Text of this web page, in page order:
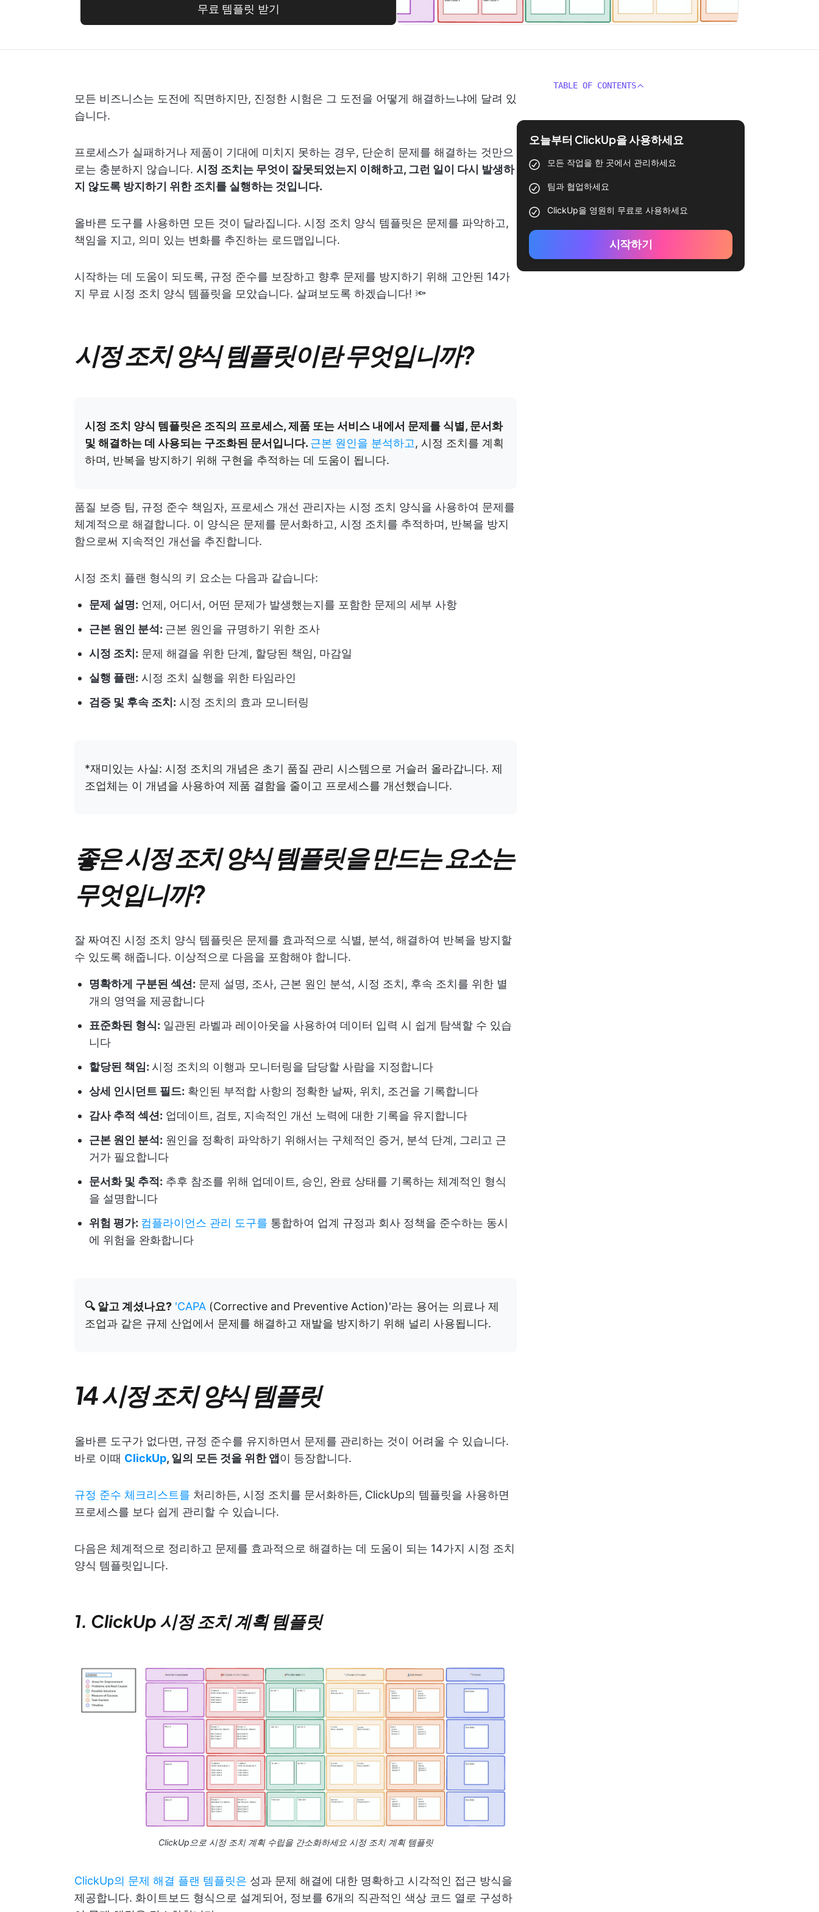
무료 템플릿 받기
모든 비즈니스는 도전에 직면하지만, 진정한 시험은 그 도전을 어떻게 해결하느냐에 달려 있
습니다.
프로세스가 실패하거나 제품이 기대에 미치지 못하는 경우, 단순히 문제를 해결하는 것만으
로는 충분하지 않습니다. 시정 조치는 무엇이 잘못되었는지 이해하고, 그런 일이 다시 발생하
지 않도록 방지하기 위한 조치를 실행하는 것입니다.
올바른 도구를 사용하면 모든 것이 달라집니다. 시정 조치 양식 템플릿은 문제를 파악하고,
책임을 지고, 의미 있는 변화를 추진하는 로드맵입니다.
시작하는 데 도움이 되도록, 규정 준수를 보장하고 향후 문제를 방지하기 위해 고안된 14가
지 무료 시정 조치 양식 템플릿을 모았습니다. 살펴보도록 하겠습니다! 🔦
시정 조치 양식 템플릿이란 무엇입니까?
시정 조치 양식 템플릿은 조직의 프로세스, 제품 또는 서비스 내에서 문제를 식별, 문서화
및 해결하는 데 사용되는 구조화된 문서입니다. 근본 원인을 분석하고 , 시정 조치를 계획
하며, 반복을 방지하기 위해 구현을 추적하는 데 도움이 됩니다.
품질 보증 팀, 규정 준수 책임자, 프로세스 개선 관리자는 시정 조치 양식을 사용하여 문제를
체계적으로 해결합니다. 이 양식은 문제를 문서화하고, 시정 조치를 추적하며, 반복을 방지
함으로써 지속적인 개선을 추진합니다.
시정 조치 플랜 형식의 키 요소는 다음과 같습니다:
문제 설명: 언제, 어디서, 어떤 문제가 발생했는지를 포함한 문제의 세부 사항
근본 원인 분석: 근본 원인을 규명하기 위한 조사
시정 조치: 문제 해결을 위한 단계, 할당된 책임, 마감일
실행 플랜: 시정 조치 실행을 위한 타임라인
검증 및 후속 조치: 시정 조치의 효과 모니터링
*재미있는 사실: 시정 조치의 개념은 초기 품질 관리 시스템으로 거슬러 올라갑니다. 제
조업체는 이 개념을 사용하여 제품 결함을 줄이고 프로세스를 개선했습니다.
좋은 시정 조치 양식 템플릿을 만드는 요소는
무엇입니까?
잘 짜여진 시정 조치 양식 템플릿은 문제를 효과적으로 식별, 분석, 해결하여 반복을 방지할
수 있도록 해줍니다. 이상적으로 다음을 포함해야 합니다.
명확하게 구분된 섹션: 문제 설명, 조사, 근본 원인 분석, 시정 조치, 후속 조치를 위한 별
개의 영역을 제공합니다
표준화된 형식: 일관된 라벨과 레이아웃을 사용하여 데이터 입력 시 쉽게 탐색할 수 있습
니다
할당된 책임: 시정 조치의 이행과 모니터링을 담당할 사람을 지정합니다
상세 인시던트 필드: 확인된 부적합 사항의 정확한 날짜, 위치, 조건을 기록합니다
감사 추적 섹션: 업데이트, 검토, 지속적인 개선 노력에 대한 기록을 유지합니다
근본 원인 분석: 원인을 정확히 파악하기 위해서는 구체적인 증거, 분석 단계, 그리고 근
거가 필요합니다
문서화 및 추적: 추후 참조를 위해 업데이트, 승인, 완료 상태를 기록하는 체계적인 형식
을 설명합니다
위험 평가: 컴플라이언스 관리 도구를 통합하여 업계 규정과 회사 정책을 준수하는 동시
에 위험을 완화합니다
🔍 알고 계셨나요? 'CAPA (Corrective and Preventive Action)'라는 용어는 의료나 제
조업과 같은 규제 산업에서 문제를 해결하고 재발을 방지하기 위해 널리 사용됩니다.
14 시정 조치 양식 템플릿
올바른 도구가 없다면, 규정 준수를 유지하면서 문제를 관리하는 것이 어려울 수 있습니다.
바로 이때 ClickUp, 일의 모든 것을 위한 앱 이 등장합니다.
규정 준수 체크리스트를 처리하든, 시정 조치를 문서화하든, ClickUp의 템플릿을 사용하면
프로세스를 보다 쉽게 관리할 수 있습니다.
다음은 체계적으로 정리하고 문제를 효과적으로 해결하는 데 도움이 되는 14가지 시정 조치
양식 템플릿입니다.
1. ClickUp 시정 조치 계획 템플릿
ClickUp으로 시정 조치 계획 수립을 간소화하세요 시정 조치 계획 템플릿
ClickUp의 문제 해결 플랜 템플릿은 성과 문제 해결에 대한 명확하고 시각적인 접근 방식을
제공합니다. 화이트보드 형식으로 설계되어, 정보를 6개의 직관적인 색상 코드 열로 구성하
TABLE OF CONTENTS
오늘부터 ClickUp을 사용하세요
모든 작업을 한 곳에서 관리하세요
팀과 협업하세요
ClickUp을 영원히 무료로 사용하세요
시작하기